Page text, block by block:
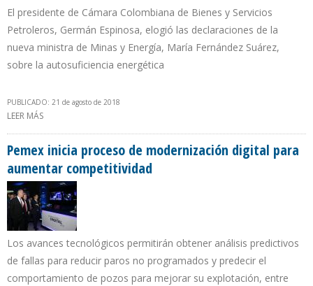
El presidente de Cámara Colombiana de Bienes y Servicios
Petroleros, Germán Espinosa, elogió las declaraciones de la
nueva ministra de Minas y Energía, María Fernández Suárez,
sobre la autosuficiencia energética
PUBLICADO: 21 de agosto de 2018
LEER MÁS
AUTOSUFICIENCIA PETROLERA DE COLOMBIA
Pemex inicia proceso de modernización digital para
aumentar competitividad
Los avances tecnológicos permitirán obtener análisis predictivos
de fallas para reducir paros no programados y predecir el
comportamiento de pozos para mejorar su explotación, entre